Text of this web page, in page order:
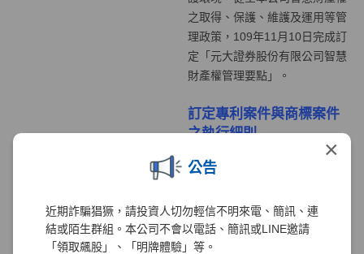
×
公告
近期詐騙猖獗，請投資人切勿輕信不明來電、簡訊、連
結或陌生群組。本公司不會以電話、簡訊或LINE邀請
「領取飆股」、「明牌體驗」等。
之取得、保護、維護及運用等管
理政策， 109年11 月 10 日完成訂
定「元大證券股份有限公司智慧
財產權管理要點」。
訂定專利案件與商標案件
之執行細則
專利權及商標權均為本公司之重
要資產，為推動保護智慧財產，
訂定「元大證券股份有限公司專
利權管理細則」及「元大證券股
份有限公司商標權管理細則」，